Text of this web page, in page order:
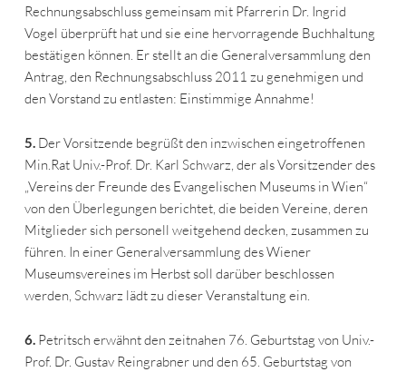
Rechnungsabschluss gemeinsam mit Pfarrerin Dr. Ingrid
Vogel überprüft hat und sie eine hervorragende Buchhaltung
bestätigen können. Er stellt an die Generalversammlung den
Antrag, den Rechnungsabschluss 2011 zu genehmigen und
den Vorstand zu entlasten: Einstimmige Annahme!
5. Der Vorsitzende begrüßt den inzwischen eingetroffenen
Min.Rat Univ.-Prof. Dr. Karl Schwarz, der als Vorsitzender des
„Vereins der Freunde des Evangelischen Museums in Wien“
von den Überlegungen berichtet, die beiden Vereine, deren
Mitglieder sich personell weitgehend decken, zusammen zu
führen. In einer Generalversammlung des Wiener
Museumsvereines im Herbst soll darüber beschlossen
werden, Schwarz lädt zu dieser Veranstaltung ein.
6.Petritsch erwähnt den zeitnahen 76. Geburtstag von Univ.-
Prof. Dr. Gustav Reingrabner und den 65. Geburtstag von